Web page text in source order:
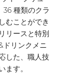
種類のクラ
むことができ
リースと特別
ドリンクメニ
した、職人技
す。